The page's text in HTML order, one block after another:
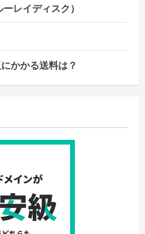
レイディスク）
かかる送料は？